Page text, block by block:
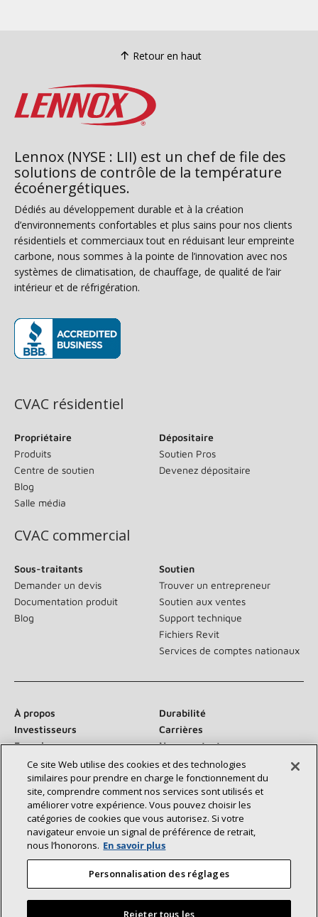
Retour en haut
Lennox (NYSE : LII) est un chef de file des
solutions de contrôle de la température
écoénergétiques.
Dédiés au développement durable et à la création
d’environnements confortables et plus sains pour nos clients
résidentiels et commerciaux tout en réduisant leur empreinte
carbone, nous sommes à la pointe de l’innovation avec nos
systèmes de climatisation, de chauffage, de qualité de l’air
intérieur et de réfrigération.
CVAC résidentiel
Propriétaire
Produits
Centre de soutien
Blog
Salle média
Dépositaire
Soutien Pros
Devenez dépositaire
CVAC commercial
Sous-traitants
Demander un devis
Documentation produit
Blog
Soutien
Trouver un entrepreneur
Soutien aux ventes
Support technique
Fichiers Revit
Services de comptes nationaux
À propos
Durabilité
Investisseurs
Carrières
Fournisseurs
Nous contacter
Salle de presse
Communiquez avec nous :
Ce site Web utilise des cookies et des technologies
similaires pour prendre en charge le fonctionnement du
site, comprendre comment nos services sont utilisés et
améliorer votre expérience. Vous pouvez choisir les
catégories de cookies que vous autorisez. Si votre
navigateur envoie un signal de préférence de retrait,
nous l’honorons. En savoir plus
Personnalisation des réglages
Rejeter tous les